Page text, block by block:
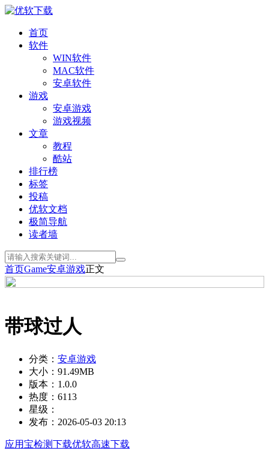
首页
软件
WIN软件
MAC软件
安卓软件
游戏
安卓游戏
游戏视频
文章
教程
酷站
排行榜
标签
投稿
优软文档
极简导航
读者墙
首页Game安卓游戏正文
带球过人
分类： 安卓游戏
大小： 91.49MB
版本： 1.0.0
热度： 6113
星级：
发布： 2026-05-03 20:13
应用宝检测下载优软高速下载